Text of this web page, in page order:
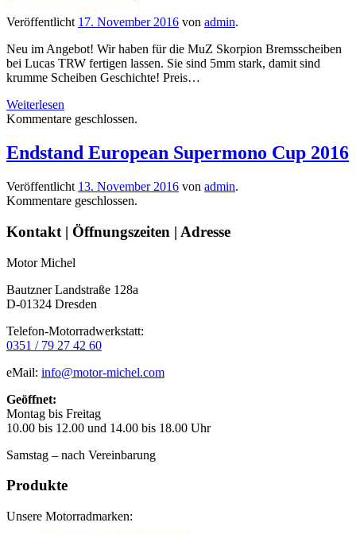
Veröffentlicht 17. November 2016 von admin.
Neu im Angebot! Wir haben für die MuZ Skorpion Bremsscheiben
bei Lucas TRW fertigen lassen. Sie sind 5mm stark, damit sind
krumme Scheiben Geschichte! Preis…
Weiterlesen
im
–
MuZ
Bremsscheiben!
Kommentare geschlossen.
Endstand European Supermono Cup 2016
Veröffentlicht 13. November 2016 von admin.
Kommentare geschlossen.
Seitenleiste
Kontakt | Öffnungszeiten | Adresse
Motor Michel
Bautzner Landstraße 128a
D-01324 Dresden
Telefon-Motorradwerkstatt:
0351 / 79 27 42 60
eMail: info@motor-michel.com
Geöffnet:
Montag bis Freitag
10.00 bis 12.00 und 14.00 bis 18.00 Uhr
Samstag – nach Vereinbarung
Produkte
Unsere Motorradmarken: